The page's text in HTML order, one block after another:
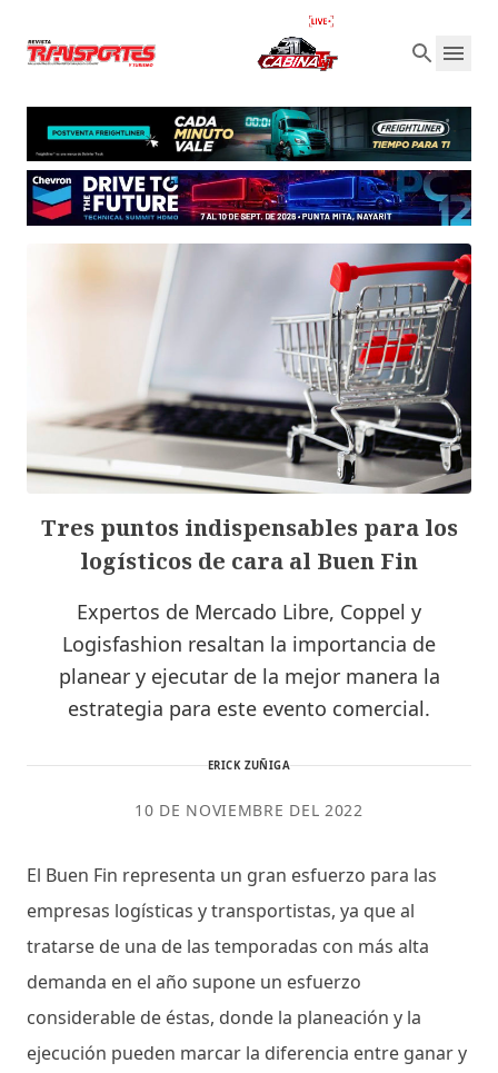
Tres puntos indispensables para los
logísticos de cara al Buen Fin
Expertos de Mercado Libre, Coppel y
Logisfashion resaltan la importancia de
planear y ejecutar de la mejor manera la
estrategia para este evento comercial.
ERICK ZUÑIGA
10 DE NOVIEMBRE DEL 2022
El Buen Fin representa un gran esfuerzo para las
empresas logísticas y transportistas, ya que al
tratarse de una de las temporadas con más alta
demanda en el año supone un esfuerzo
considerable de éstas, donde la planeación y la
ejecución pueden marcar la diferencia entre ganar y